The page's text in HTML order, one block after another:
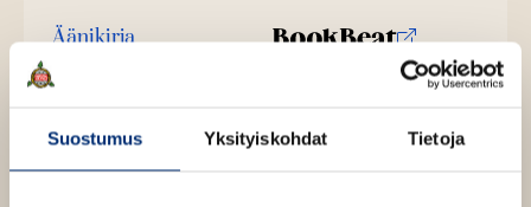
Suostumus Yksityiskohdat Tietoja
K
u
n
t
Äänikirja
B
o
k
b